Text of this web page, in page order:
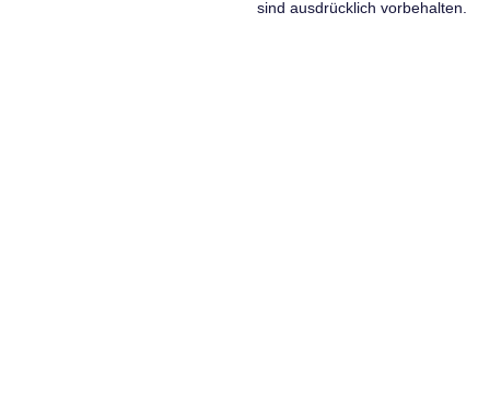
sind ausdrücklich vorbehalten.